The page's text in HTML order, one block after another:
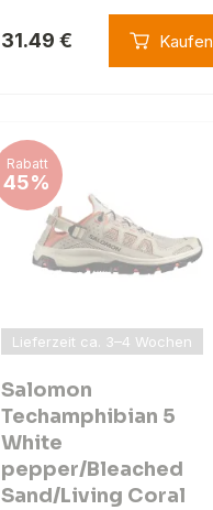
31.49 € Kaufen
Rabatt
45%
Lieferzeit ca. 3–4 Wochen
Salomon
Techamphibian 5
White
pepper/Bleached
Sand/Living Coral